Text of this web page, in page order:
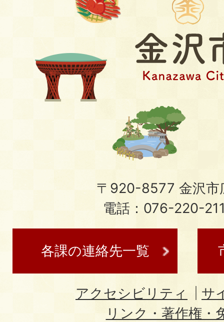
〒920-8577 金沢市
電話：076-220-
各課の連絡先一覧
アクセシビリティ
サ
リンク・著作権・